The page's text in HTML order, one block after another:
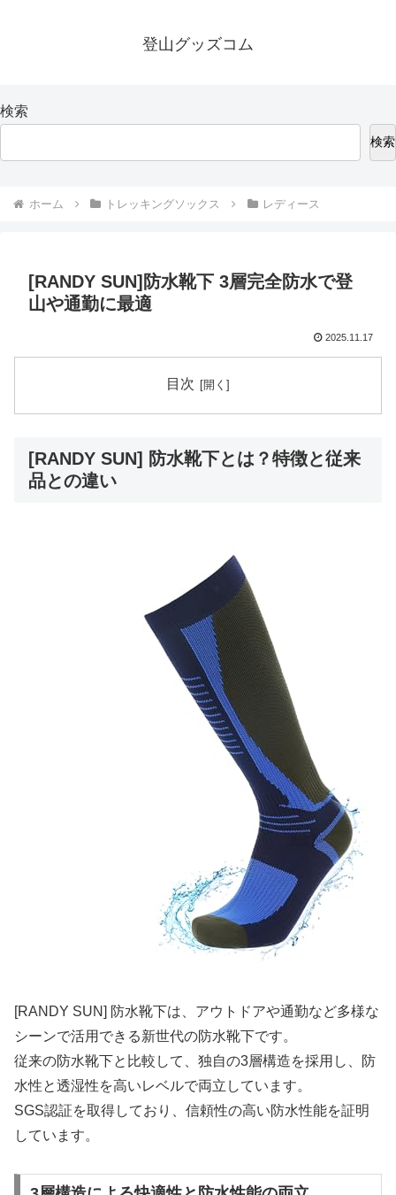
登山グッズコム
検索
検索
ホーム トレッキングソックス レディース
[RANDY SUN]防水靴下 3層完全防水で登
山や通勤に最適
2025.11.17
目次
[RANDY SUN] 防水靴下とは？特徴と従来
品との違い
[RANDY SUN] 防水靴下は、アウトドアや通勤など多様な
シーンで活用できる新世代の防水靴下です。
従来の防水靴下と比較して、独自の3層構造を採用し、防
水性と透湿性を高いレベルで両立しています。
SGS認証を取得しており、信頼性の高い防水性能を証明
しています。